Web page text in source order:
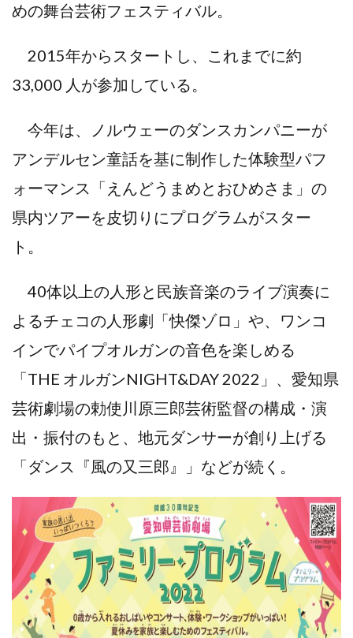
めの舞台芸術フェスティバル。
2015年からスタートし、これまでに約
33,000 人が参加している。
今年は、ノルウェーのダンスカンパニーが
アンデルセン童話を基に制作した体験型パフ
ォーマンス「えんどうまめとおひめさま」の
県内ツアーを皮切りにプログラムがスター
ト。
40体以上の人形と民族音楽のライブ演奏に
よるチェコの人形劇「快傑ゾロ」や、ワンコ
インでパイプオルガンの音色を楽しめる
「THE オルガンNIGHT&DAY 2022」、愛知県
芸術劇場の勅使川原三郎芸術監督の構成・演
出・振付のもと、地元ダンサーが創り上げる
「ダンス『風の又三郎』」などが続く。